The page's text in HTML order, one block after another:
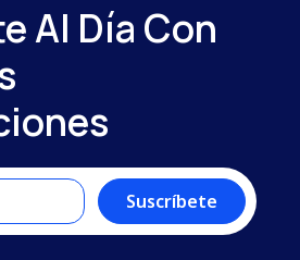
Al Día Con
Suscríbete